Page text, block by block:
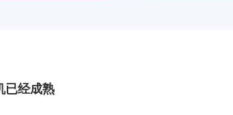
已经成熟